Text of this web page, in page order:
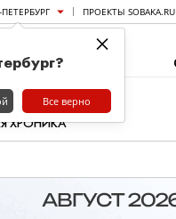
ПРОЕКТЫ SOBAKA.RU
ХРОНИКА
×
Все верно